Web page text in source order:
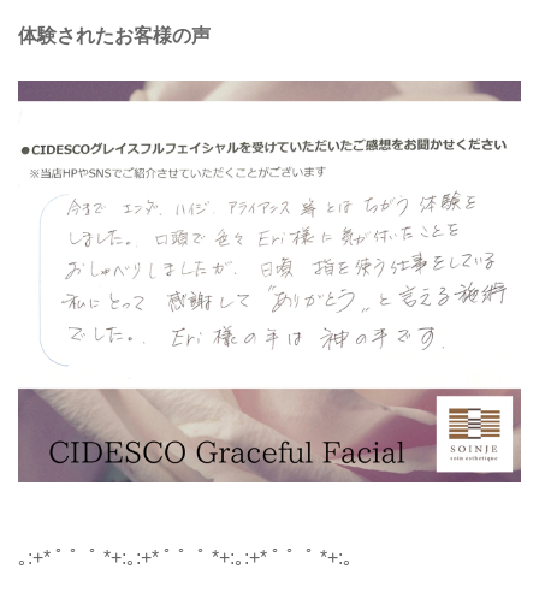
体験されたお客様の声
｡:+* ﾟ ゜ﾟ *+:｡:+* ﾟ ゜ﾟ *+:｡:+* ﾟ ゜ﾟ *+:｡